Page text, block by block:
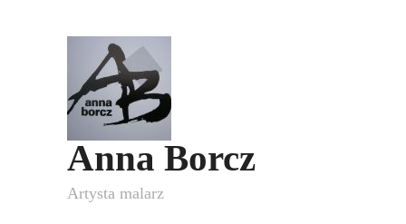
Anna Borcz
Artysta malarz